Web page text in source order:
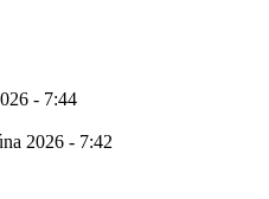
- 7:44
2026 - 7:42